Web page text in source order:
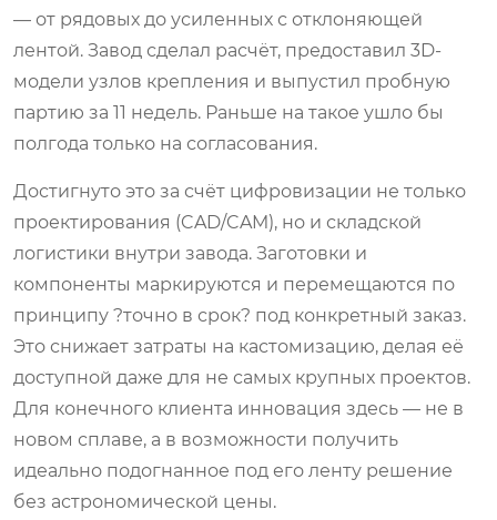
— от рядовых до усиленных с отклоняющей
лентой. Завод сделал расчёт, предоставил 3D-
модели узлов крепления и выпустил пробную
партию за 11 недель. Раньше на такое ушло бы
полгода только на согласования.
Достигнуто это за счёт цифровизации не только
проектирования (CAD/CAM), но и складской
логистики внутри завода. Заготовки и
компоненты маркируются и перемещаются по
принципу ?точно в срок? под конкретный заказ.
Это снижает затраты на кастомизацию, делая её
доступной даже для не самых крупных проектов.
Для конечного клиента инновация здесь — не в
новом сплаве, а в возможности получить
идеально подогнанное под его ленту решение
без астрономической цены.